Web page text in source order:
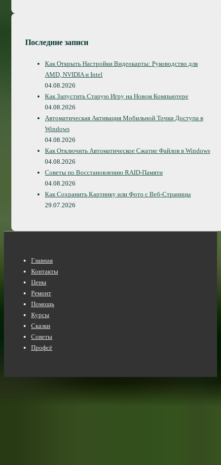
Последние записи
Как Открыть Настройки Видеокарты: Руководство для
AMD, NVIDIA и Intel
04.08.2026
Как Запустить Старую Игру на Новом Компьютере
04.08.2026
Автоматическая Активация Мобильной Точки Доступа в
Windows
04.08.2026
Как Отключить Автоматическое Сжатие Файлов в Windows
04.08.2026
Советы по Восстановлению RAID-Памяти
04.08.2026
Как Сохранить Картинку или Фото с Веб-Страницы
29.07.2026
Нижнее
меню
Главная
Контакты
Цены
Ремонт
Помощь
Курсы
Сказки
Советы
Профсё